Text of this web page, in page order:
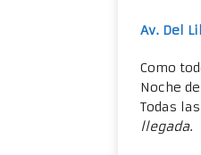
Av. Del
Como
Noche
Todas
llegada.